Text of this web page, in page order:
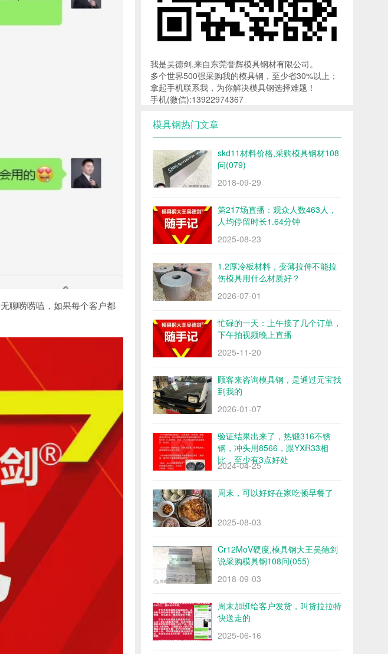
聊唠唠嗑，如果每个客户都
我是吴德剑,来自东莞誉辉模具钢材有限公司。
多个世界500强采购我的模具钢，至少省30%以上；
拿起手机联系我，为你解决模具钢选择难题！
手机(微信):13922974367
模具钢热门文章
skd11材料价格,采购模具钢材108
问(079)
2018-09-29
第217场直播：观众人数463人，
人均停留时长1.64分钟
2025-08-23
1.2厚冷板材料，变薄拉伸不能拉
伤模具用什么材质好？
2026-07-01
忙碌的一天：上午接了几个订单，
下午拍视频晚上直播
2025-11-20
顾客来咨询模具钢，是通过元宝找
到我的
2026-01-07
验证结果出来了，热锻316不锈
钢，冲头用8566，跟YXR33相
比，至少有3点好处
2024-04-25
周末，可以好好在家吃顿早餐了
2025-08-03
Cr12MoV硬度,模具钢大王吴德剑
说采购模具钢108问(055)
2018-09-03
周末加班给客户发货，叫货拉拉特
快送走的
2025-06-16